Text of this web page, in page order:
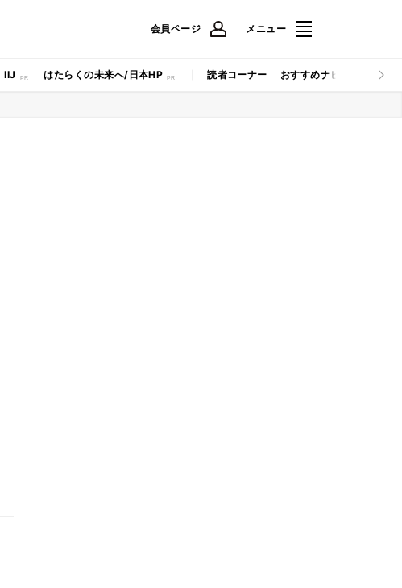
会員ページ メニュー
IIJ はたらくの未来へ/日本HP 読者コーナー おすすめナビ マイナビ